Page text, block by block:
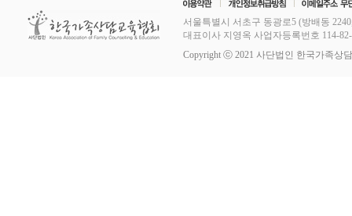
서울특별시 서초구 동광로5 (방배동
대표이사 지영옥 사업자등록번호 114-
Copyright ⓒ 2021 사단법인 한국가족상